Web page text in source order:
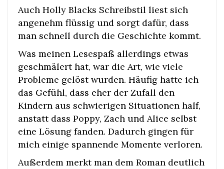
Auch Holly Blacks Schreibstil liest sich
angenehm flüssig und sorgt dafür, dass
man schnell durch die Geschichte kommt.
Was meinen Lesespaß allerdings etwas
geschmälert hat, war die Art, wie viele
Probleme gelöst wurden. Häufig hatte ich
das Gefühl, dass eher der Zufall den
Kindern aus schwierigen Situationen half,
anstatt dass Poppy, Zach und Alice selbst
eine Lösung fanden. Dadurch gingen für
mich einige spannende Momente verloren.
Außerdem merkt man dem Roman deutlich